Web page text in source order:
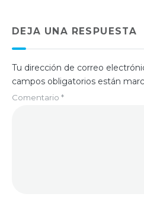
DEJA UNA RESPUESTA
Tu dirección de correo
campos obligatorios están
Comentario *